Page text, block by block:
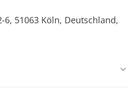
51063 Köln, Deutschland,